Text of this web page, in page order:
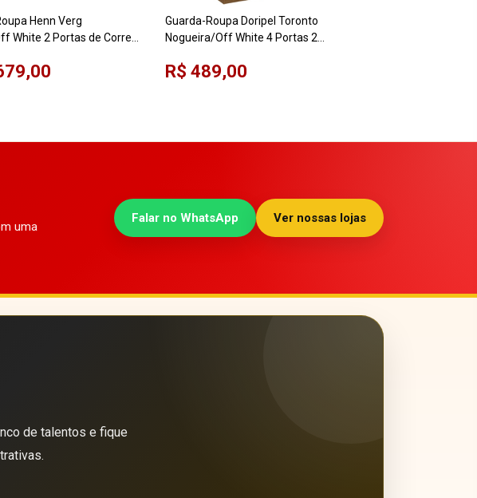
Henn Verg
White 2 Portas de Correr
Guarda-Roupa Doripel Toronto
Nogueira/Off White 4 Portas 2
R$ 489,00
uma
Falar no WhatsApp Ver nossas lojas
de talentos e fique